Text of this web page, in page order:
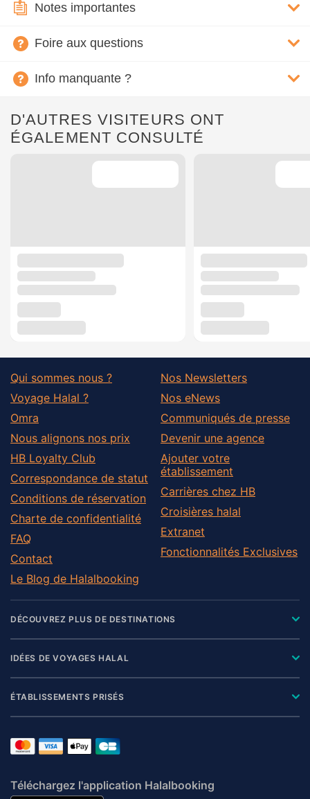
Notes importantes
Foire aux questions
Info manquante ?
D'AUTRES VISITEURS ONT
ÉGALEMENT CONSULTÉ
Qui sommes nous ?
Voyage Halal ?
Omra
Nous alignons nos prix
HB Loyalty Club
Correspondance de statut
Conditions de réservation
Charte de confidentialité
FAQ
Contact
Le Blog de Halalbooking
Nos Newsletters
Nos eNews
Communiqués de presse
Devenir une agence
Ajouter votre
établissement
Carrières chez HB
Croisières halal
Extranet
Fonctionnalités Exclusives
DÉCOUVREZ PLUS DE DESTINATIONS
IDÉES DE VOYAGES HALAL
ÉTABLISSEMENTS PRISÉS
Téléchargez l'application Halalbooking